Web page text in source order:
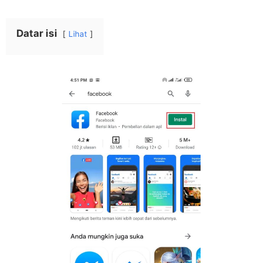
Datar isi Lihat